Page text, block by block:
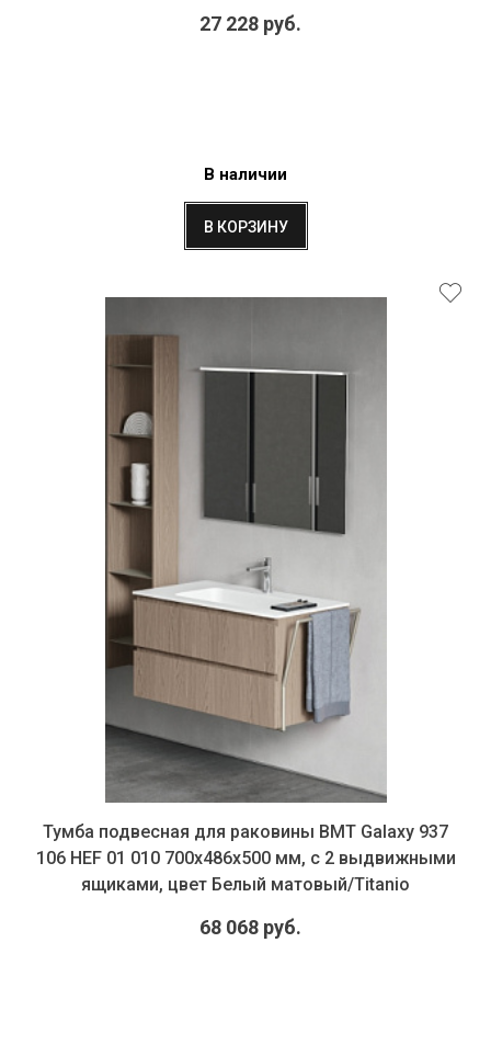
27 228 руб.
В наличии
В КОРЗИНУ
Тумба подвесная для раковины BMT Galaxy 937
106 HEF 01 010 700х486х500 мм, с 2 выдвижными
ящиками, цвет Белый матовый/Titanio
68 068 руб.